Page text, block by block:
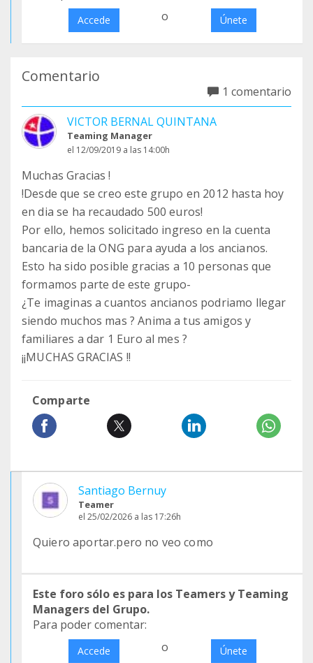
Accede o Únete
Comentario
1 comentario
VICTOR BERNAL QUINTANA
Teaming Manager
el 12/09/2019 a las 14:00h
Muchas Gracias !
!Desde que se creo este grupo en 2012 hasta hoy
en dia se ha recaudado 500 euros!
Por ello, hemos solicitado ingreso en la cuenta
bancaria de la ONG para ayuda a los ancianos.
Esto ha sido posible gracias a 10 personas que
formamos parte de este grupo-
¿Te imaginas a cuantos ancianos podriamo llegar
siendo muchos mas ? Anima a tus amigos y
familiares a dar 1 Euro al mes ?
¡¡MUCHAS GRACIAS !!
Comparte
Santiago Bernuy
Teamer
el 25/02/2026 a las 17:26h
Quiero aportar.pero no veo como
Este foro sólo es para los Teamers y Teaming
Managers del Grupo.
Para poder comentar:
Accede o Únete